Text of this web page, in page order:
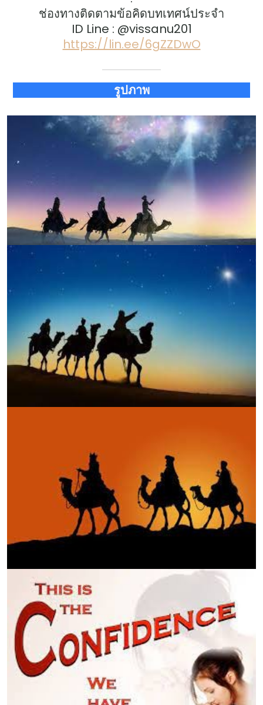
ช่องทางติดตามข้อคิดบทเทศน์ประจำ
ID Line : @vissanu201
https://lin.ee/6gZZDwO
รูปภาพ